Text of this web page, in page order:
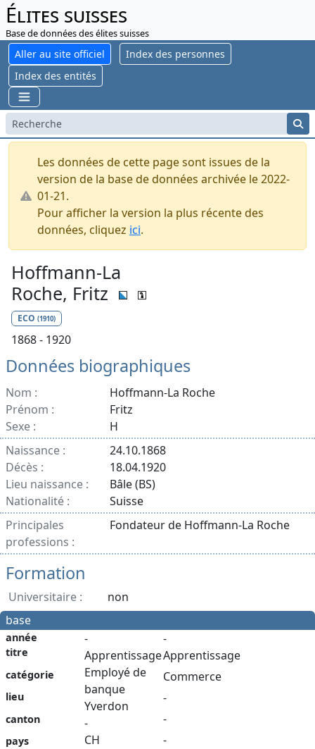
Élites suisses
Base de données des élites suisses
Aller au site officiel
Index des personnes
Index des entités
Les données de cette page sont issues de la
version de la base de données archivée le 2022-
01-21.
Pour afficher la version la plus récente des
données, cliquez ici.
Hoffmann-La
Roche, Fritz
ECO (1910)
1868 - 1920
Données biographiques
Nom :
Hoffmann-La Roche
Prénom :
Fritz
Sexe :
H
Naissance :
24.10.1868
Décès :
18.04.1920
Lieu naissance :
Bâle (BS)
Nationalité :
Suisse
Principales
professions :
Fondateur de Hoffmann-La Roche
Formation
Universitaire :
non
base
année
titre
catégorie
lieu
canton
pays
-
Apprentissage
Employé de
banque
Yverdon
-
CH
-
Apprentissage
Commerce
-
-
-